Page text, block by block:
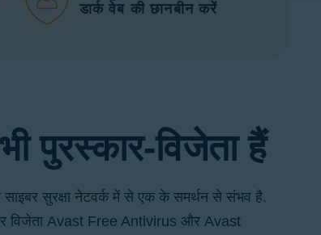
डार्क वेब की छानबीन करें
पुरस्कार-विजेता हैं
सुरक्षा नेटवर्क में से एक के समर्थन से संभव है.
विजेता Avast Free Antivirus और Avast